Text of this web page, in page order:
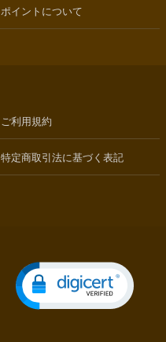
ポイントについて
ご利用規約
特定商取引法に基づく表記